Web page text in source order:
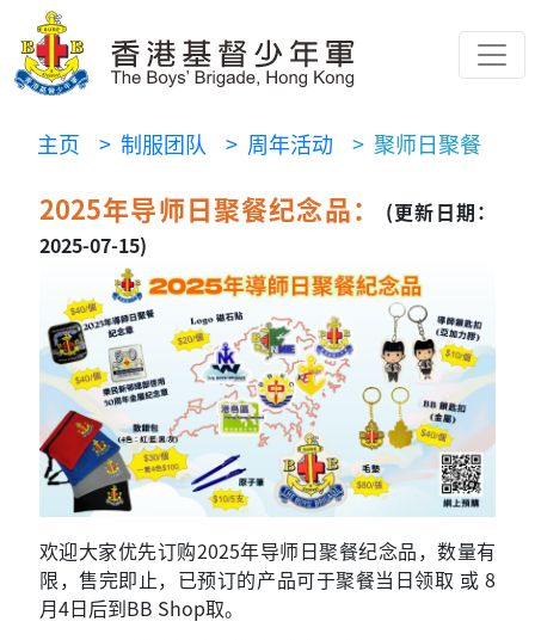
主页 > 制服团队 > 周年活动 > 聚师日聚餐
2025年导师日聚餐纪念品：
(更新日期：
2025-07-15)
欢迎大家优先订购2025年导师日聚餐纪念品，数量有
限，售完即止，已预订的产品可于聚餐当日领取 或 8
月4日后到BB​​ Shop取。